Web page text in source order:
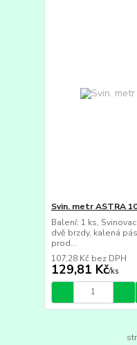
Svin. metr ASTRA
Balení: 1 ks,
dvě brzdy, kalená
prod...
129,81 Kč/ks
107,28 Kč bez DPH